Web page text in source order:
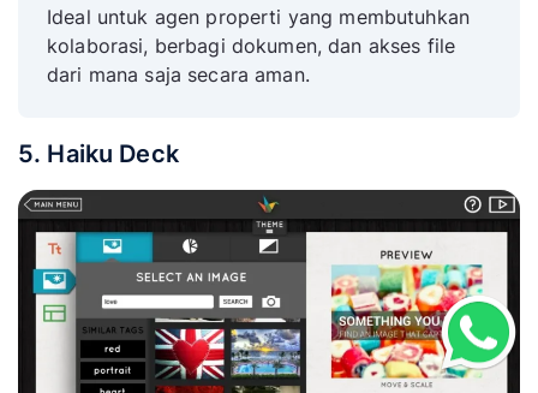
Ideal untuk agen properti yang membutuhkan
kolaborasi, berbagi dokumen, dan akses file
dari mana saja secara aman.
5. Haiku Deck